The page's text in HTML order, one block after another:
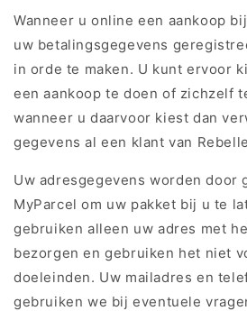
Wanneer u online een aankoop
uw betalingsgegevens
in orde te maken. U kunt ervoor
een aankoop te doen of zichzelf
wanneer u daarvoor kiest dan
gegevens al een klant van
Uw adresgegevens worden door
MyParcel om uw pakket bij u te
gebruiken alleen uw adres met
bezorgen en gebruiken het niet
doeleinden. Uw mailadres en
gebruiken we bij eventuele